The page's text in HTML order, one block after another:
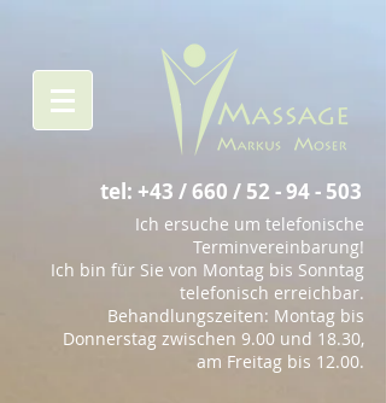
tel: +43 / 660 / 52 - 94 - 503
Ich ersuche um telefonische
Terminvereinbarung!
Ich bin für Sie von Montag bis Sonntag
telefonisch erreichbar.
Behandlungszeiten: Montag bis
Donnerstag zwischen 9.00 und 18.30,
am Freitag bis 12.00.